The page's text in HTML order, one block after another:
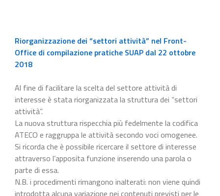
Riorganizzazione dei “settori attività” nel Front-
Office di compilazione pratiche SUAP dal 22 ottobre
2018
Al fine di facilitare la scelta del settore attività di
interesse è stata riorganizzata la struttura dei “settori
attività”.
La nuova struttura rispecchia più fedelmente la codifica
ATECO e raggruppa le attività secondo voci omogenee.
Si ricorda che è possibile ricercare il settore di interesse
attraverso l’apposita funzione inserendo una parola o
parte di essa.
N.B. i procedimenti rimangono inalterati: non viene quindi
introdotta alcuna variazione nei contenuti previsti per le